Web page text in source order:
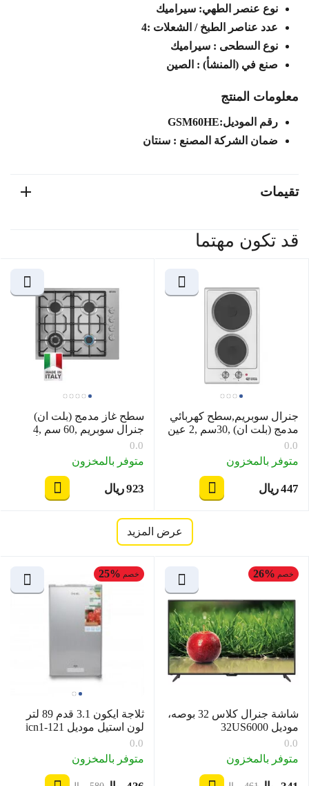
نوع عنصر الطهي: سيراميك
عدد عناصر الطبخ / الشعلات :4
نوع السطحى : سيراميك
صنع في (المنشأ) : الصين
معلومات المنتج
رقم الموديل:GSM60HE
ضمان الشركة المصنع : سنتان
تقيمات
قد تكون مهتما
جنرال سوبريم,سطح كهربائي
مدمج (بلت ان) ,30سم ,2 عين
حجر , ستانلس ستيل, تركي
0.0
متوفر بالمخزون
ريال ‎‍447‍
سطح غاز مدمج (بلت ان)
جنرال سوبريم ,60 سم ,4
شعلات غاز , حديد زهر , أمان
كامل, ايطالي , موديل
GSH604IGCL
0.0
متوفر بالمخزون
ريال ‎‍923‍
عرض المزيد
خصم 26%
شاشة جنرال كلاس 32 بوصه،
موديل 32US6000
0.0
متوفر بالمخزون
خصم 25%
ثلاجة ايكون 3.1 قدم 89 لتر
لون استيل موديل icn1-121
0.0
متوفر بالمخزون